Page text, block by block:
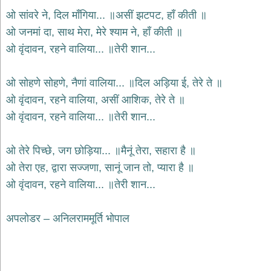
raam
bhajans
गुरुदेव
भजन
विविध
भजन
miscellaneous
bhajans
विष्णु
भजन
vishnu
bhajans
बालक
नाथ
ओ सांवरे ने, दिल माँगिया... ॥असीं झटपट, हाँ कीती ॥
ओ जनमां दा, साथ मेरा, मेरे श्याम ने, हाँ कीती ॥
ओ वृंदावन, रहने वालिया... ॥तेरी शान...
ओ सोहणे सोहणे, नैणां वालिया... ॥दिल अड़िया ई, तेरे ते ॥
ओ वृंदावन, रहने वालिया, असीं आशिक, तेरे ते ॥
ओ वृंदावन, रहने वालिया... ॥तेरी शान...
ओ तेरे पिच्छे, जग छोड़िया... ॥मैनूं तेरा, सहारा है ॥
ओ तेरा एह, द्वारा सज्जणा, सानूं जान तो, प्यारा है ॥
ओ वृंदावन, रहने वालिया... ॥तेरी शान...
अपलोडर – अनिलराममूर्ति भोपाल